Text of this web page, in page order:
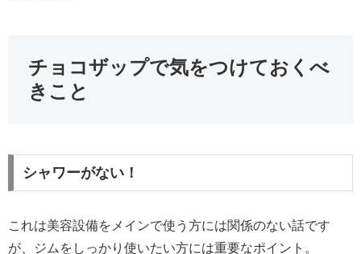
チョコザップで気をつけておくべ
きこと
シャワーがない！
これは美容設備をメインで使う方には関係のない話です
が、ジムをしっかり使いたい方には重要なポイント。